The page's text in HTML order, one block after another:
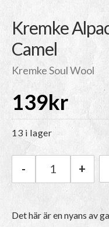
Kremke
Camel
Kremke Soul Wool
139kr
13 i lager
Kremke
- +
Det här är en nyans av